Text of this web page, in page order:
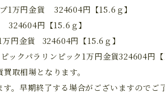
1万円金貨 324604円【15.6ｇ】
324604円【15.6ｇ】
円金貨 324604円【15.6ｇ】
ックパラリンピック1万円金貨324604円【
取相場となります。
。早期終了する場合がございますのでご